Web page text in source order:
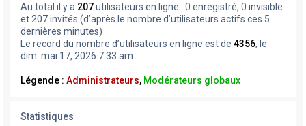
Au total il y a 207utilisateurs en ligne : 0 enregistré, 0 invisible
et 207 invités (d’après le nombre d’utilisateurs actifs ces 5
dernières minutes)
Le record du nombre d’utilisateurs en ligne est de 4356, le
dim. mai 17, 2026 7:33 am
Légende : Administrateurs, Modérateurs globaux
Statistiques